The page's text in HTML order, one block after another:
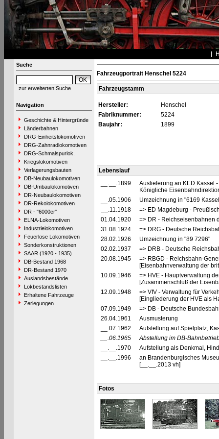
Suche
zur erweiterten Suche
Navigation
Geschichte & Hintergründe
Länderbahnen
DRG-Einheitslokomotiven
DRG-Zahnradlokomotiven
DRG-Schmalspurlok.
Kriegslokomotiven
Verlagerungsbauten
DB-Neubaulokomotiven
DB-Umbaulokomotiven
DR-Neubaulokomotiven
DR-Rekolokomotiven
DR - "6000er"
ELNA-Lokomotiven
Industrielokomotiven
Feuerlose Lokomotiven
Sonderkonstruktionen
SAAR (1920 - 1935)
DB-Bestand 1968
DR-Bestand 1970
Auslandsbestände
Lokbestandslisten
Erhaltene Fahrzeuge
Zerlegungen
Fahrzeugportrait Henschel 5224
Fahrzeugstamm
Hersteller:
Henschel
Fabriknummer:
5224
Baujahr:
1899
Lebenslauf
__.__.1899
Auslieferung an KED Kassel
Königliche
__.05.1906
Umzeichnung in "6169
__.11.1918
=> ED Magdeburg -
01.04.1920
=> DR - Reichseisenbahnen
31.08.1924
=> DRG - Deutsche
28.02.1926
Umzeichnung in "89 7296"
02.02.1937
=> DRB - Deutsche
20.08.1945
=> RBGD - Reichsbahn-
[Eisenbahnverwaltung der
10.09.1946
=> HVE - Hauptverwaltung
[Zusammenschluß der
12.09.1948
=> VfV - Verwaltung für
[Eingliederung der HVE als
07.09.1949
=> DB - Deutsche
26.04.1961
Ausmusterung
__.07.1962
Aufstellung auf Spielplatz,
__.06.1965
Abstellung im DB-
__.__.1970
Aufstellung als Denkmal,
__.__.1996
an Brandenburgisches
[__.__.2013 vh]
Fotos